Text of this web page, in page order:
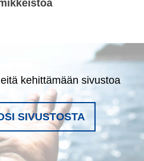
kehittämään sivustoa
SIVUSTOSTA